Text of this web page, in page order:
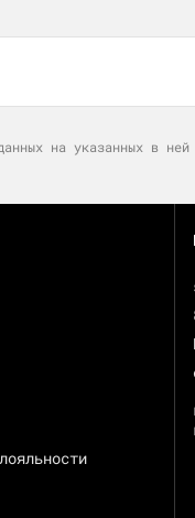
на указанных в